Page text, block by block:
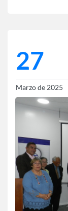
27
Marzo de 2025